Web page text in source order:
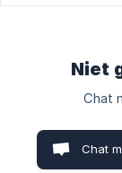
Niet
Chat
Chat